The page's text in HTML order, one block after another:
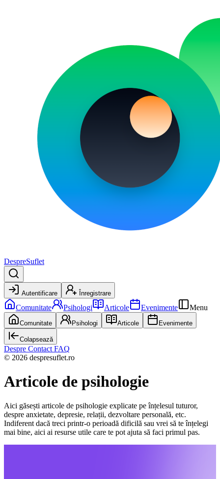
DespreSuflet
Autentificare Înregistrare
Comunitate Psihologi Articole Evenimente Menu
Comunitate Psihologi Articole Evenimente
Colapsează
Despre Contact FAQ
© 2026 despresuflet.ro
Articole de psihologie
Aici găsești articole de psihologie explicate pe înțelesul tuturor,
despre anxietate, depresie, relații, dezvoltare personală, etc.
Indiferent dacă treci printr-o perioadă dificilă sau vrei să te înțelegi
mai bine, aici ai resurse utile care te pot ajuta să faci primul pas.